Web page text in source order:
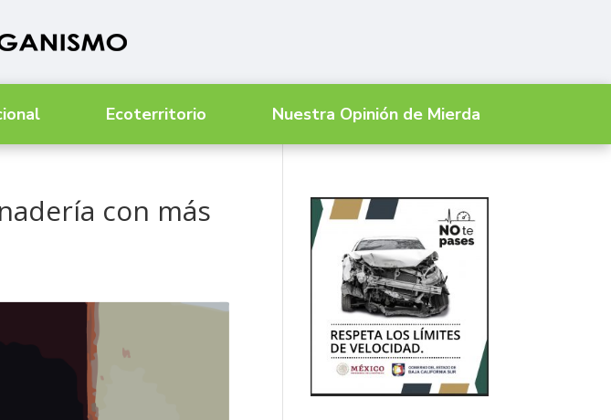
Ecoterritorio Nuestra Opinión de Mierda
con más